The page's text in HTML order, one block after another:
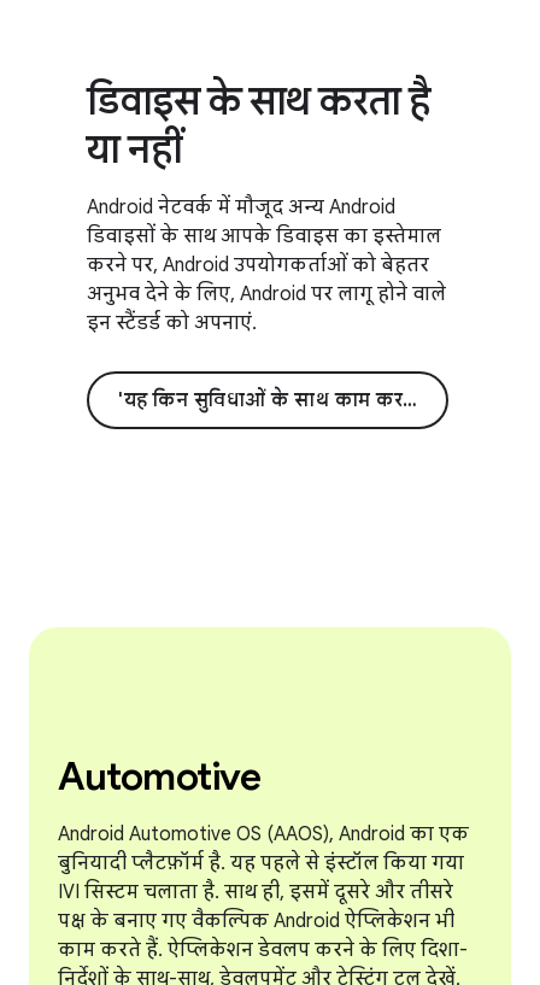
डिवाइस के साथ करता है
या नहीं
Android नेटवर्क में मौजूद अन्य Android
डिवाइसों के साथ आपके डिवाइस का इस्तेमाल
करने पर, Android उपयोगकर्ताओं को बेहतर
अनुभव देने के लिए, Android पर लागू होने वाले
इन स्टैंडर्ड को अपनाएं.
'यह किन सुविधाओं के साथ काम करती है' पर जाएं
Automotive
Android Automotive OS (AAOS), Android का एक
बुनियादी प्लैटफ़ॉर्म है. यह पहले से इंस्टॉल किया गया
IVI सिस्टम चलाता है. साथ ही, इसमें दूसरे और तीसरे
पक्ष के बनाए गए वैकल्पिक Android ऐप्लिकेशन भी
काम करते हैं. ऐप्लिकेशन डेवलप करने के लिए दिशा-
निर्देशों के साथ-साथ, डेवलपमेंट और टेस्टिंग टूल देखें.